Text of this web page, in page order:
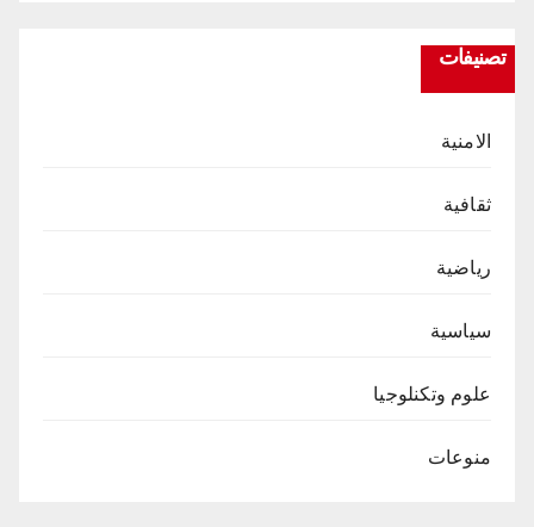
تصنيفات
الامنية
ثقافية
رياضية
سياسية
علوم وتكنلوجيا
منوعات